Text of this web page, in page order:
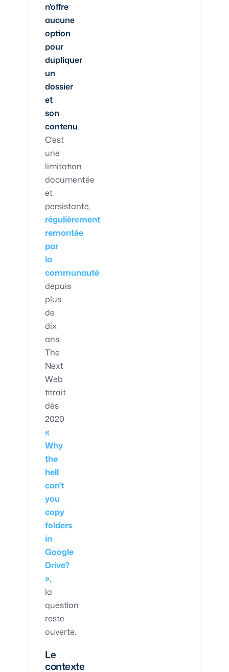
n'offre
aucune
option
pour
dupliquer
un
dossier
et
son
contenu.
C'est
une
limitation
documentée
et
persistante,
régulièrement
remontée
par
la
communauté
depuis
plus
de
dix
ans.
The
Next
Web
titrait
dès
2020
«
Why
the
hell
can't
you
copy
folders
in
Google
Drive?
»,
la
question
reste
ouverte.
Le
contexte